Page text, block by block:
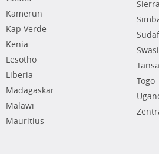
Kamerun
Kap Verde
Kenia
Lesotho
Liberia
Madagaskar
Malawi
Mauritius
Togo